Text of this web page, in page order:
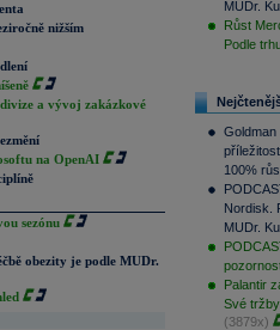
nižším
a vývoj zakázkové
na OpenAI
sezónu
obezity je podle MUDr.
MUDr.
Růst
Podle
100%
Nordisk.
MUDr.
Palantir
Své
(3879x)